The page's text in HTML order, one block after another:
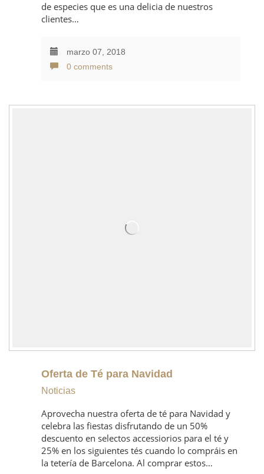
de especies que es una delicia de nuestros
clientes…
marzo 07, 2018
0 comments
Oferta de Té para Navidad
Noticias
Aprovecha nuestra oferta de té para Navidad y
celebra las fiestas disfrutando de un 50%
descuento en selectos accessiorios para el té y
25% en los siguientes tés cuando lo compráis en
la tetería de Barcelona. Al comprar estos…